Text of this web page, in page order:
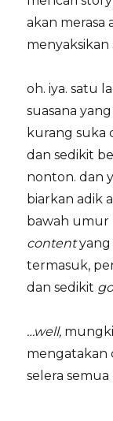
akan merasa
menyaksikan
oh. iya. satu
suasana
kurang suka
dan sedikit
nonton. dan
biarkan adik
bawah umur
content
termasuk,
dan sedikit
…well,
mengatakan
selera semua